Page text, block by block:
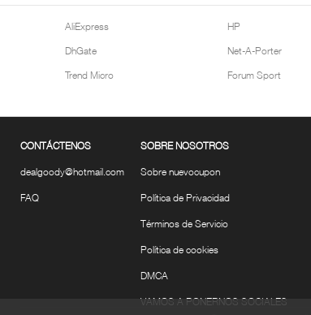
AliExpress HP
DhGate Net-A-Porter
Trend Micro Forum Sport
CONTÁCTENOS
dealgoody@hotmail.com
FAQ
SOBRE NOSOTROS
Sobre nuevocupon
Política de Privacidad
Términos de Servicio
Política de cookies
DMCA
VAMOS A PONERNOS SOCIALES